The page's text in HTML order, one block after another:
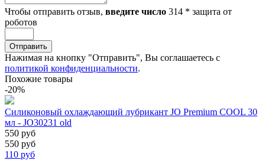
Чтобы отправить отзыв, введите число 314 * защита от
роботов
Отправить
Нажимая на кнопку "Отправить", Вы соглашаетесь с
политикой конфиденциальности.
Похожие товары
-20%
Силиконовый охлаждающий лубрикант JO Premium COOL 30
мл - JO30231 old
550 руб
550 руб
110 руб